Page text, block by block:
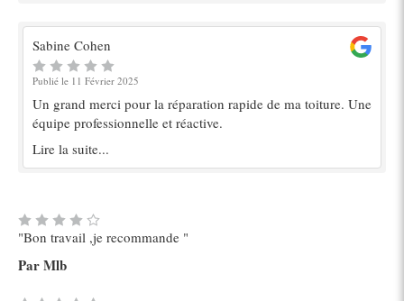
Sabine Cohen
Publié le 11 Février 2025
Un grand merci pour la réparation rapide de ma toiture. Une
équipe professionnelle et réactive.
Lire la suite...
"Bon travail ,je recommande "
Par Mlb